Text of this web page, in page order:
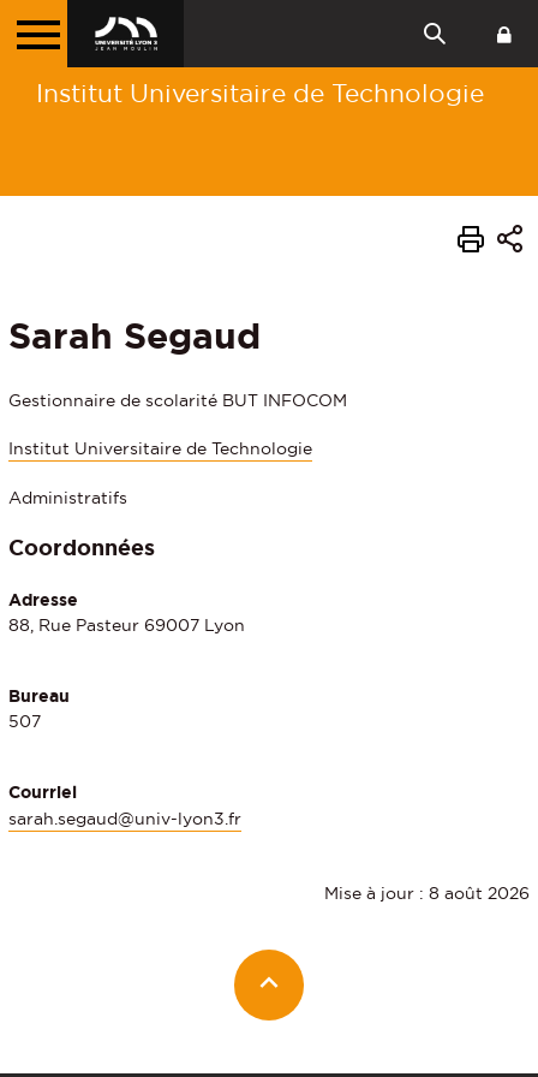
Institut Universitaire de Technologie
Sarah Segaud
Gestionnaire de scolarité BUT INFOCOM
Institut Universitaire de Technologie
Administratifs
Coordonnées
Adresse
88, Rue Pasteur 69007 Lyon
Bureau
507
Courriel
sarah.segaud@univ-lyon3.fr
Mise à jour : 8 août 2026